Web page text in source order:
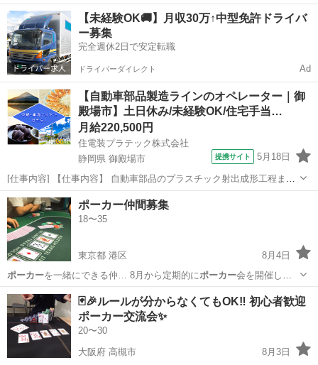
か？**… 楽しみながら遊ぶポーカー です✨ 少…
兵庫 尼崎市 友達 ポーカー
【未経験OK🚚】月収30万↑中型免許ドライバ
ー募集
完全週休2日で安定転職
ドライバーダイレクト Ad
【自動車部品製造ラインのオペレーター｜御
殿場市】土日休み/未経験OK/住宅手当…
月給220,500円
住電装プラテック株式会社
静岡県 御殿場市
提携サイト 5月18日
[仕事内容] 【仕事内容】 自動車部品のプラスチック射出成形工程また
は組立工程での以下業務をお願いします。 ・生産段取り、チョコ停解
除などの作業 ・箱替え、梱包などの作業 ・材料及び部材供給及び補助
作業 ・物流や簡易保全作業...
静岡 御殿場市
ポーカー仲間募集
18〜35
東京都 港区
8月4日
ポーカーを一緒にできる仲… 8月から定期的に ポーカー会を開催しよ
うと… るので 一緒にポーカー を楽しめる方、ポ… 定期的に都内のポ
ーカールームもめぐって…
東京 港区 友達 ポーカー
🃏🎉ルールが分からなくてもOK‼️ 初心者歓迎
ポーカー交流会✨
20〜30
大阪府 高槻市
8月3日